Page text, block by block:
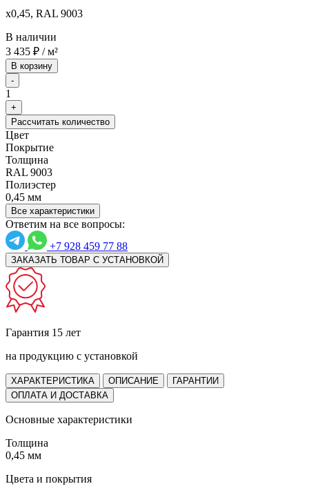
x0,45, RAL 9003
В наличии
3 435 ₽ / м²
В корзину
-
1
+
Рассчитать количество
Цвет
Покрытие
Толщина
RAL 9003
Полиэстер
0,45 мм
Все характеристики
Ответим на все вопросы:
+7 928 459 77 88
ЗАКАЗАТЬ ТОВАР С УСТАНОВКОЙ
Гарантия 15 лет
на продукцию с установкой
ХАРАКТЕРИСТИКА ОПИСАНИЕ
ГАРАНТИИ
ОПЛАТА И ДОСТАВКА
Основные характеристики
Толщина
0,45 мм
Цвета и покрытия